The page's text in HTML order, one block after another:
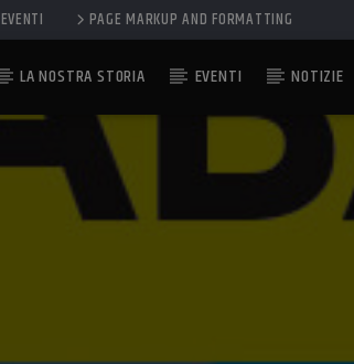
EVENTI PAGE MARKUP AND FORMATTING
LA NOSTRA STORIA EVENTI NOTIZIE